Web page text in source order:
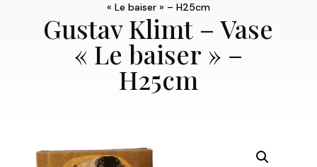
« Le baiser » – H25cm
Gustav Klimt – Vase
« Le baiser » –
H25cm